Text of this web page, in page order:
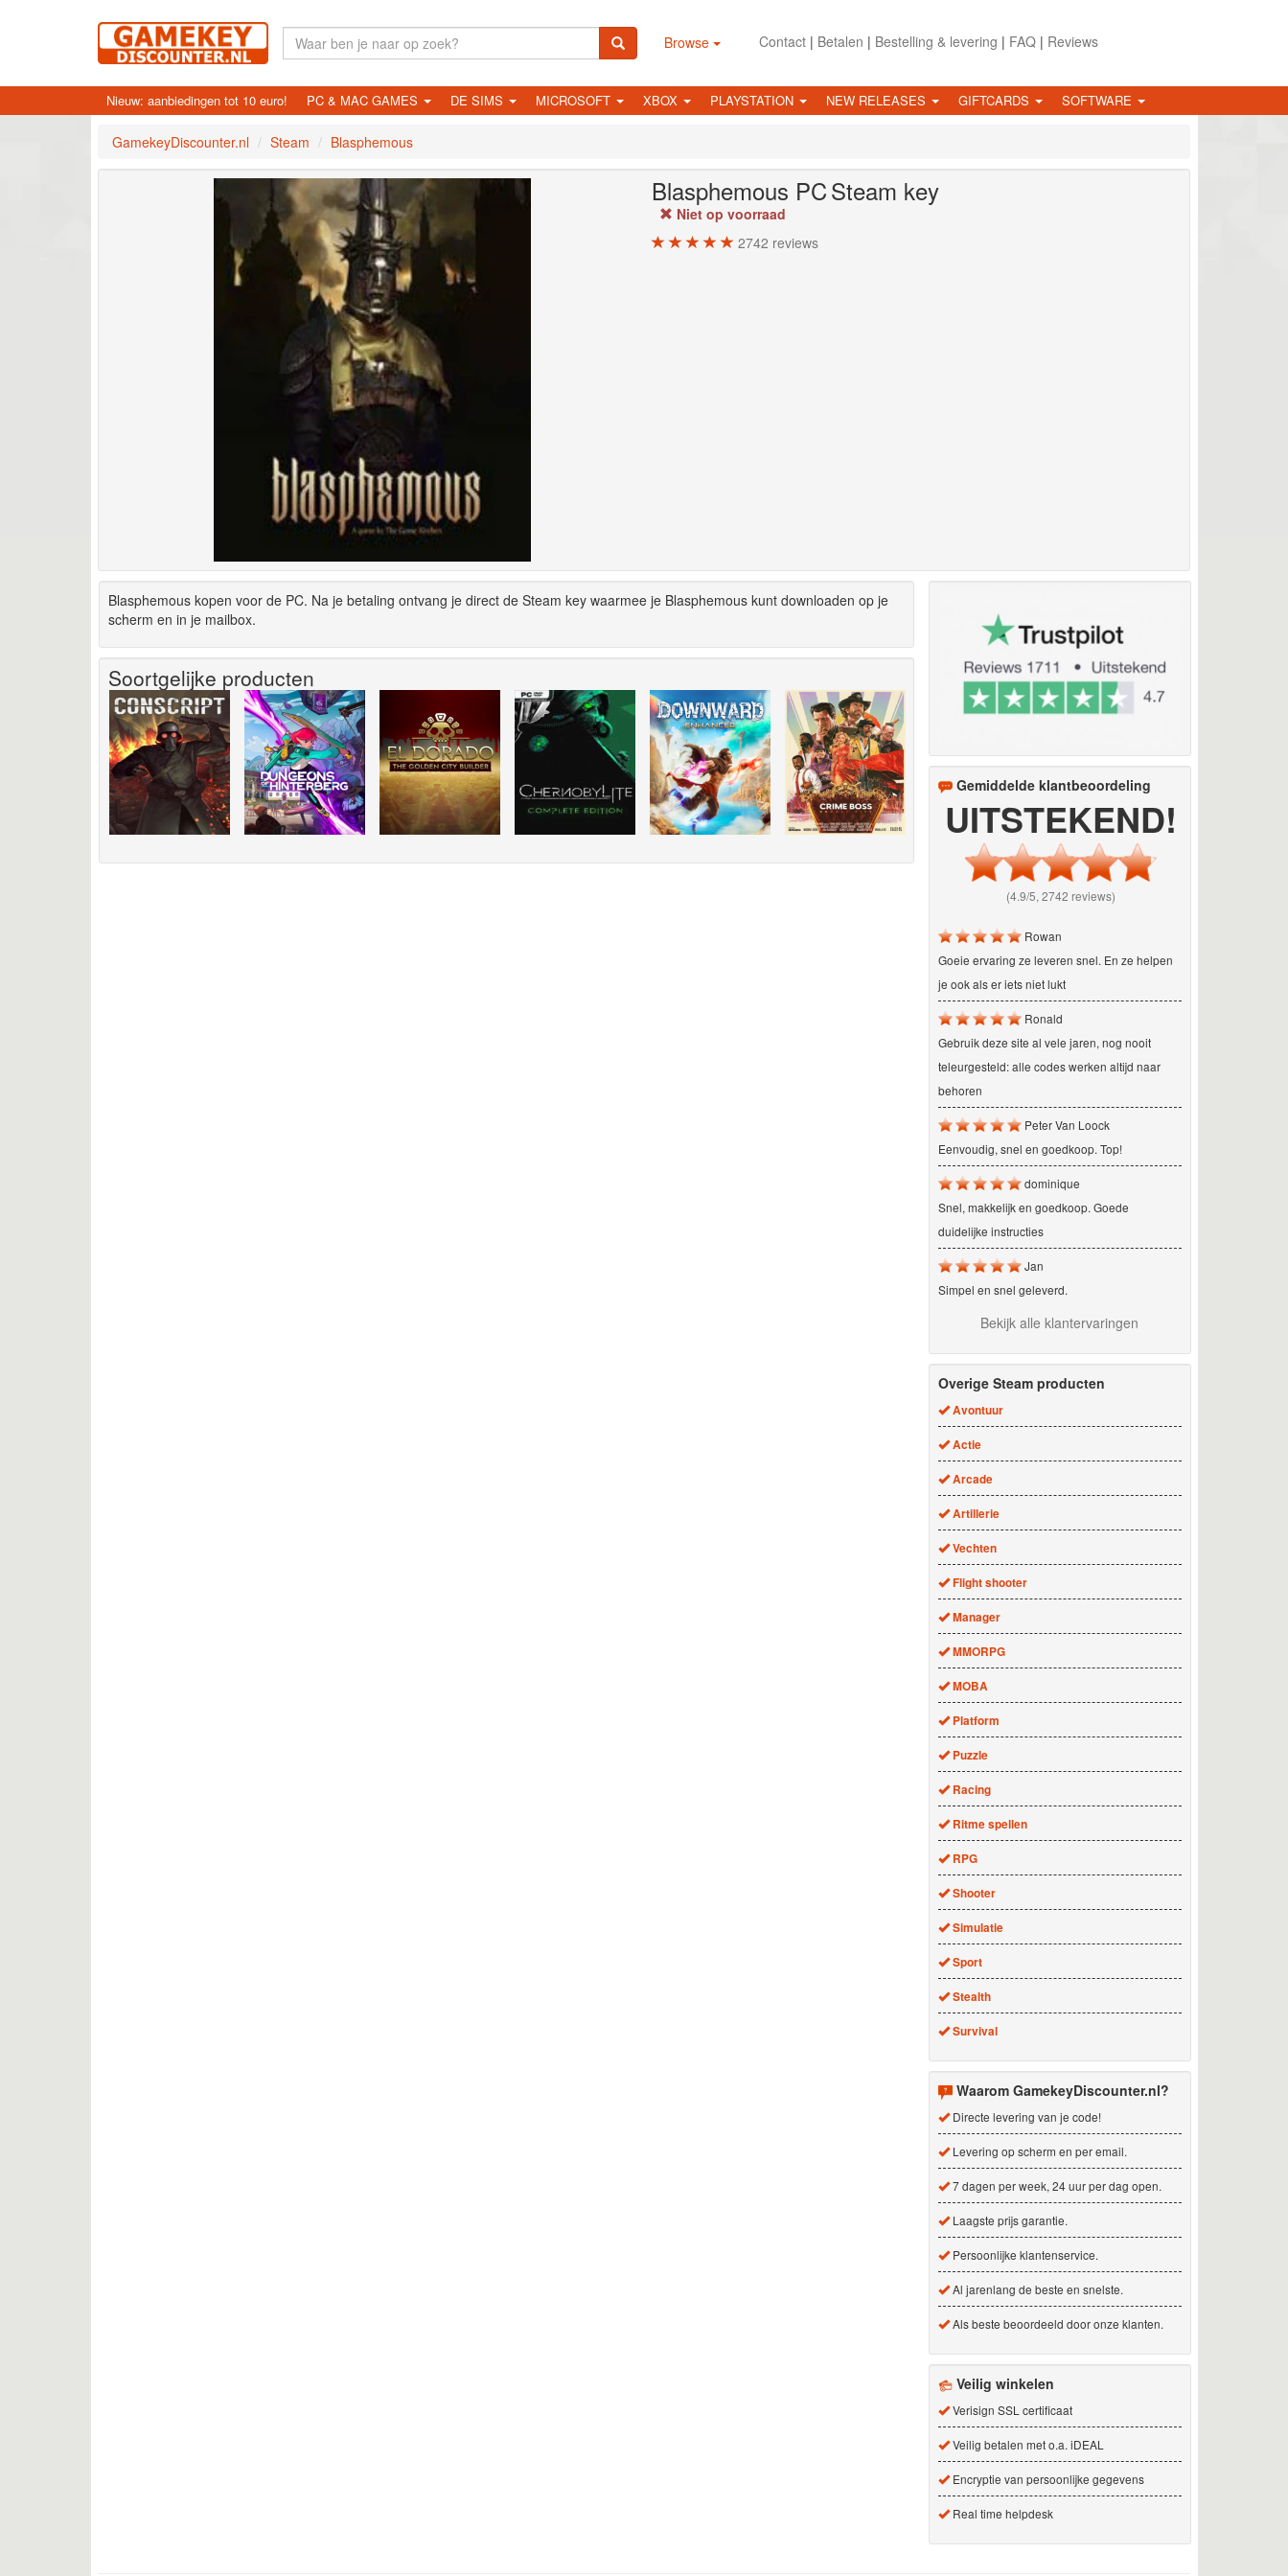
Browse Contact| Betalen | Bestelling & levering | FAQ| Reviews
Nieuw: aanbiedingen tot 10 euro! PC & MAC GAMES DE SIMS MICROSOFT XBOX PLAYSTATION NEW RELEASES GIFTCARDS SOFTWARE
GamekeyDiscounter.nl Steam Blasphemous
Blasphemous PCSteam key
Niet op voorraad
2742 reviews
Blasphemous kopen voor de PC. Na je betaling ontvang je direct de Steam key waarmee je Blasphemous kunt downloaden op je
scherm en in je mailbox.
Soortgelijke producten
Gemiddelde klantbeoordeling
UITSTEKEND!
(4.9/5, 2742 reviews)
Rowan
Goeie ervaring ze leveren snel. En ze helpen
je ook als er iets niet lukt
Ronald
Gebruik deze site al vele jaren, nog nooit
teleurgesteld: alle codes werken altijd naar
behoren
Peter Van Loock
Eenvoudig, snel en goedkoop. Top!
dominique
Snel, makkelijk en goedkoop. Goede
duidelijke instructies
Jan
Simpel en snel geleverd.
Bekijk alle klantervaringen
Overige Steam producten
Avontuur
Actie
Arcade
Artillerie
Vechten
Flight shooter
Manager
MMORPG
MOBA
Platform
Puzzle
Racing
Ritme spellen
RPG
Shooter
Simulatie
Sport
Stealth
Survival
Waarom GamekeyDiscounter.nl?
Directe levering van je code!
Levering op scherm en per email.
7 dagen per week, 24 uur per dag open.
Laagste prijs garantie.
Persoonlijke klantenservice.
Al jarenlang de beste en snelste.
Als beste beoordeeld door onze klanten.
Veilig winkelen
Verisign SSL certificaat
Veilig betalen met o.a. iDEAL
Encryptie van persoonlijke gegevens
Real time helpdesk